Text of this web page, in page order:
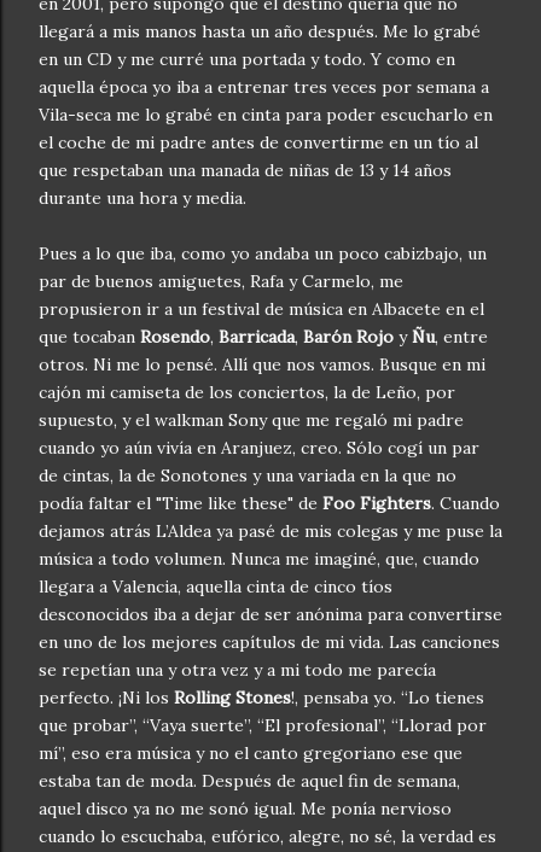
llegará a mis manos hasta un año después. Me lo grabé
en un CD y me curré una portada y todo. Y como en
aquella época yo iba a entrenar tres veces por semana a
Vila-seca me lo grabé en cinta para poder escucharlo en
el coche de mi padre antes de convertirme en un tío al
que respetaban una manada de niñas de 13 y 14 años
durante una hora y media.
Pues a lo que iba, como yo andaba un poco cabizbajo, un
par de buenos amiguetes, Rafa y Carmelo, me
propusieron ir a un festival de música en Albacete en el
que tocaban Rosendo, Barricada, Barón Rojo yÑu, entre
otros. Ni me lo pensé. Allí que nos vamos. Busque en mi
cajón mi camiseta de los conciertos, la de Leño, por
supuesto, y el walkman Sony que me regaló mi padre
cuando yo aún vivía en Aranjuez, creo. Sólo cogí un par
de cintas, la de Sonotones y una variada en la que no
podía faltar el "Time like these" de Foo Fighters. Cuando
dejamos atrás L’Aldea ya pasé de mis colegas y me puse la
música a todo volumen. Nunca me imaginé, que, cuando
llegara a Valencia, aquella cinta de cinco tíos
desconocidos iba a dejar de ser anónima para convertirse
en uno de los mejores capítulos de mi vida. Las canciones
se repetían una y otra vez y a mi todo me parecía
perfecto. ¡Ni los Rolling Stones!, pensaba yo. “Lo tienes
que probar”, “Vaya suerte”, “El profesional”, “Llorad por
mí”, eso era música y no el canto gregoriano ese que
estaba tan de moda. Después de aquel fin de semana,
aquel disco ya no me sonó igual. Me ponía nervioso
cuando lo escuchaba, eufórico, alegre, no sé, la verdad es